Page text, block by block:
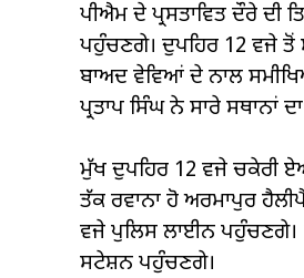
ਪੀਐਮ ਦੇ ਪ੍ਰਸਤਾਵਿਤ ਦੌਰੇ
ਪਹੁੰਚਣਗੇ। ਦੁਪਹਿਰ 12 ਵਜੇ ਤੋਂ
ਬਾਅਦ ਵੇਵਿਆਂ ਦੇ ਨਾਲ
ਪ੍ਰਤਾਪ ਸਿੰਘ ਨੇ ਸਾਰੇ ਸਥਾਨਾਂ
ਮੁੱਖ ਦੁਪਹਿਰ 12 ਵਜੇ ਚਕੇਰੀ
ਤੱਕ ਰਵਾਨਾ ਹੋ ਅਰਮਾਪੁਰ
ਵਜੇ ਪੁਲਿਸ ਲਾਈਨ ਪਹੁੰਚਣਗੇ।
ਸਟੇਸ਼ਨ ਪਹੁੰਚਣਗੇ।